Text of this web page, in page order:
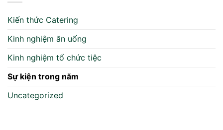
Kiến thức Catering
Kinh nghiệm ăn uống
Kinh nghiệm tổ chức tiệc
Sự kiện trong năm
Uncategorized